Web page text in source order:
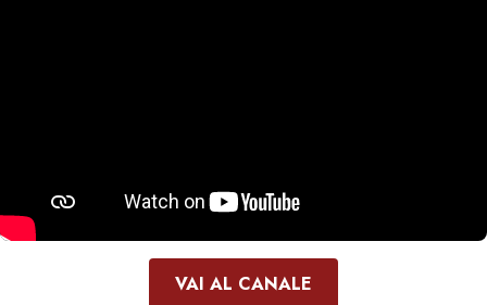
VAI AL CANALE